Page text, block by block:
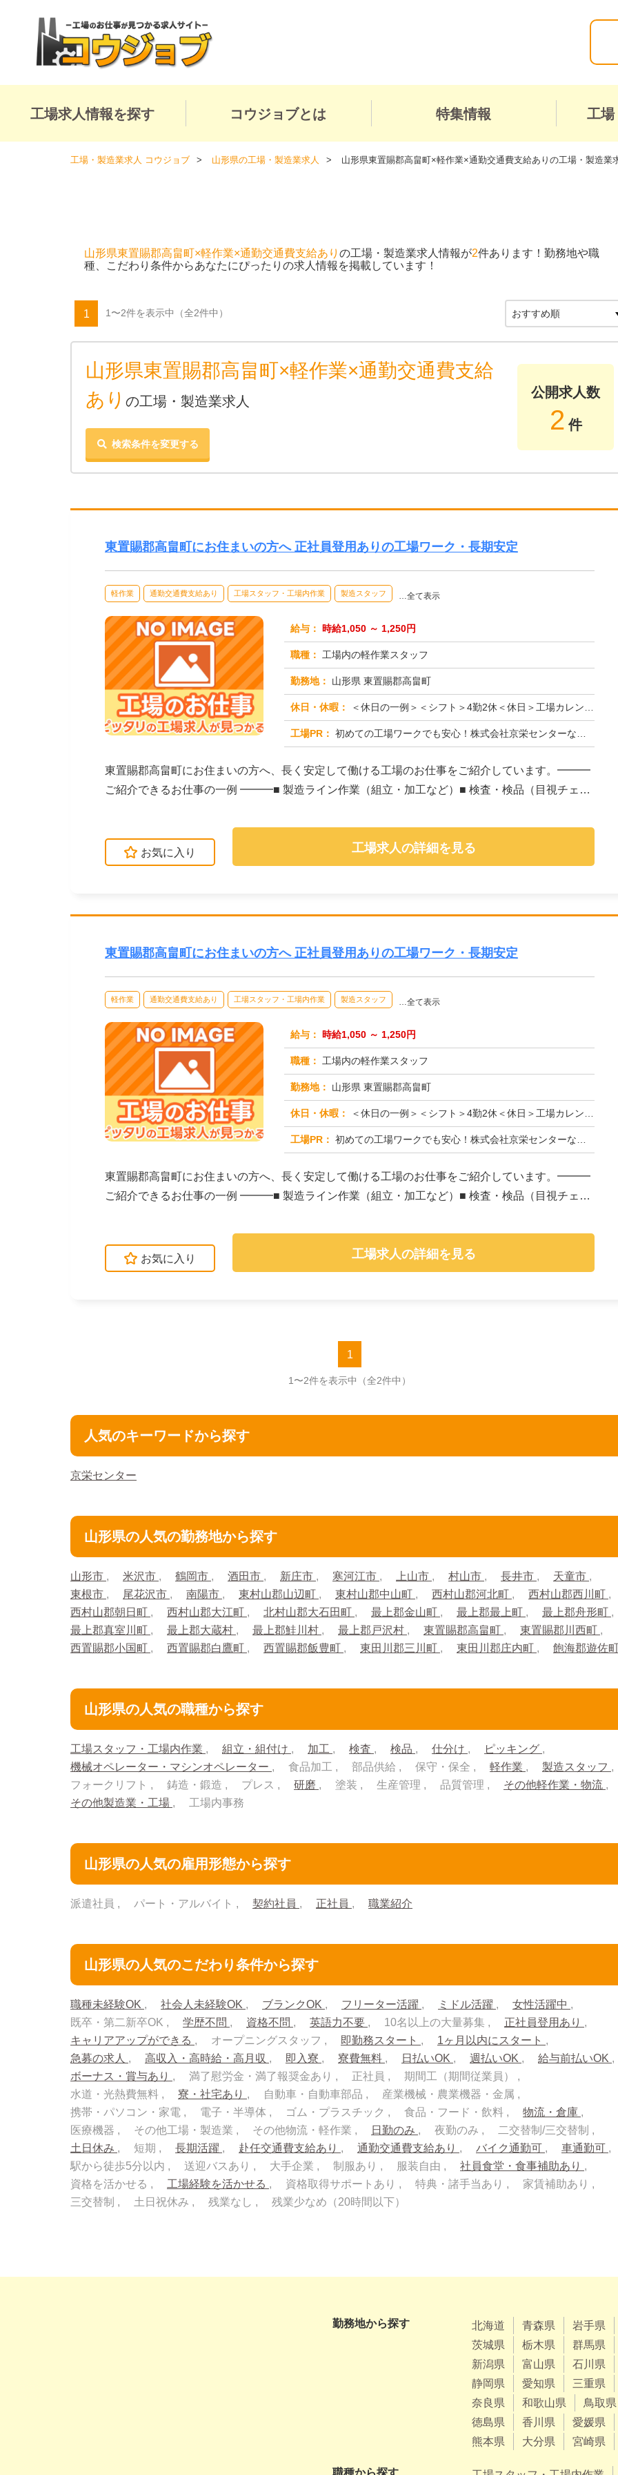
工場求人情報を探す コウジョブとは 特集情報 工場
工場・製造業求人 コウジョブ 山形県の工場・製造業求人 山形県東置賜郡高畠町×軽作業×通勤交通費支給ありの工場・製造業
山形県東置賜郡高畠町×軽作業×通勤交通費支給あり の工場・製造業求人情報が2件あります！勤務地や職
種、こだわり条件からあなたにぴったりの求人情報を掲載しています！
1 1〜2件を表示中 （全2件中）
山形県東置賜郡高畠町×軽作業×通勤交通費支給
あり の工場・製造業求人
検索条件を変更する
公開求人数
2 件
東置賜郡高畠町にお住まいの方へ 正社員登用ありの工場ワーク・長期安定
軽作業 通勤交通費支給あり 工場スタッフ・工場内作業 製造スタッフ …全て表示
給与： 時給1,050 ～ 1,250円
職種： 工場内の軽作業スタッフ
勤務地： 山形県 東置賜郡高畠町
休日・休暇： ＜休日の一例＞＜シフト＞4勤2休＜休日＞工場カレンダーによる★長期休暇あり★有給休暇あり※配属先により休日・勤務形...
工場PR： 初めての工場ワークでも安心！株式会社京栄センターなら、全国各地の豊富なお仕事の中から、あなたにぴったりの環境が見つ...
東置賜郡高畠町にお住まいの方へ、長く安定して働ける工場のお仕事をご紹介しています。━━━
ご紹介できるお仕事の一例 ━━━■ 製造ライン作業（組立・加工など）■ 検査・検品（目視チェッ
お気に入り 工場求人の詳細を見る
東置賜郡高畠町にお住まいの方へ 正社員登用ありの工場ワーク・長期安定
軽作業 通勤交通費支給あり 工場スタッフ・工場内作業 製造スタッフ …全て表示
給与： 時給1,050 ～ 1,250円
職種： 工場内の軽作業スタッフ
勤務地： 山形県 東置賜郡高畠町
休日・休暇： ＜休日の一例＞＜シフト＞4勤2休＜休日＞工場カレンダーによる★長期休暇あり★有給休暇あり※配属先により休日・勤務形...
工場PR： 初めての工場ワークでも安心！株式会社京栄センターなら、全国各地の豊富なお仕事の中から、あなたにぴったりの環境が見つ...
東置賜郡高畠町にお住まいの方へ、長く安定して働ける工場のお仕事をご紹介しています。━━━
ご紹介できるお仕事の一例 ━━━■ 製造ライン作業（組立・加工など）■ 検査・検品（目視チェッ
お気に入り 工場求人の詳細を見る
1
1〜2件を表示中 （全2件中）
人気のキーワードから探す
京栄センター
山形県の人気の勤務地から探す
山形市 米沢市 鶴岡市 酒田市 新庄市 寒河江市 上山市 村山市 長井市
天童市
東根市
尾花沢市 南陽市 東村山郡山辺町 東村山郡中山町 西村山郡河北町
西村山郡西川町
西村山郡朝日町
西村山郡大江町 北村山郡大石田町 最上郡金山町 最上郡最上町
最上郡舟形町
最上郡真室川町
最上郡大蔵村 最上郡鮭川村 最上郡戸沢村 東置賜郡高畠町
東置賜郡川西町
西置賜郡小国町
西置賜郡白鷹町 西置賜郡飯豊町 東田川郡三川町 東田川郡庄内町 飽海郡遊佐
山形県の人気の職種から探す
工場スタッフ・工場内作業 組立・組付け 加工 検査 検品 仕分け
ピッキング
機械オペレーター・マシンオペレーター
食品加工 部品供給 保守・保全 軽作業
製造スタッフ
フォークリフト
鋳造・鍛造 プレス 研磨 塗装 生産管理 品質管理
その他軽作業・物流
その他製造業・工場
工場内事務
山形県の人気の雇用形態から探す
派遣社員 パート・アルバイト 契約社員 正社員 職業紹介
山形県の人気のこだわり条件から探す
職種未経験OK 社会人未経験OK ブランクOK フリーター活躍 ミドル活躍
女性活躍中
既卒・第二新卒OK
学歴不問 資格不問 英語力不要 10名以上の大量募集
正社員登用あり
キャリアアップができる
オープニングスタッフ 即勤務スタート
1ヶ月以内にスタート
急募の求人
高収入・高時給・高月収 即入寮 寮費無料 日払いOK 週払いOK
給与前払いOK
ボーナス・賞与あり
満了慰労金・満了報奨金あり 正社員
期間工（期間従業員）
水道・光熱費無料
寮・社宅あり 自動車・自動車部品
産業機械・農業機器・金属
携帯・パソコン・家電
電子・半導体 ゴム・プラスチック 食品・フード・飲料
物流・倉庫
医療機器
その他工場・製造業 その他物流・軽作業 日勤のみ 夜勤のみ
二交替制/三交替制
土日休み
短期 長期活躍 赴任交通費支給あり 通勤交通費支給あり バイク通勤可
車通勤可
駅から徒歩5分以内
送迎バスあり 大手企業 制服あり 服装自由
社員食堂・食事補助あり
資格を活かせる
工場経験を活かせる 資格取得サポートあり 特典・諸手当あり
家賃補助あり
三交替制
土日祝休み 残業なし 残業少なめ（20時間以下）
勤務地から探す 北海道 青森県
岩手県
茨城県
栃木県
群馬県
新潟県
富山県
石川県
静岡県
愛知県
三重県
奈良県
和歌山県
鳥取県
徳島県
香川県
愛媛県
熊本県
大分県 宮崎県
職種から探す